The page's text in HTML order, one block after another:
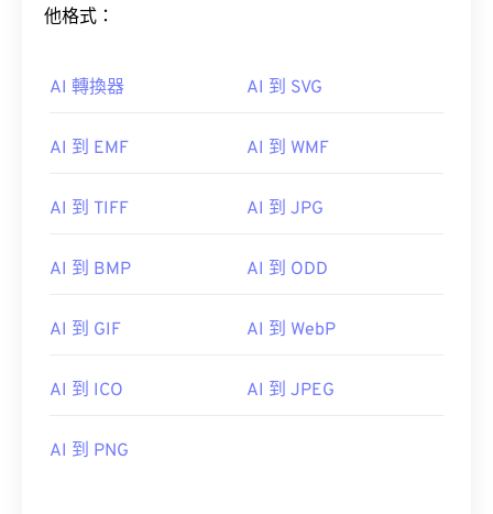
他格式：
AI 轉換器 AI 到 SVG
AI 到 EMF AI 到 WMF
AI 到 TIFF AI 到 JPG
AI 到 BMP AI 到 ODD
AI 到 GIF AI 到 WebP
AI 到 ICO AI 到 JPEG
AI 到 PNG